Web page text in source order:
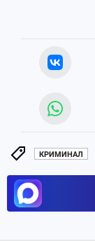
КРИМИНАЛ